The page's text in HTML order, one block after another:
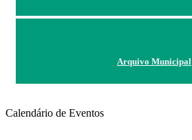
Arquivo Municipal
Calendário de Eventos